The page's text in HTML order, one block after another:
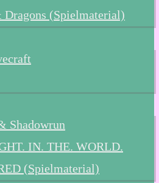
Dragons (Spielmaterial)
Shadowrun
IN. THE. WORLD.
(Spielmaterial)